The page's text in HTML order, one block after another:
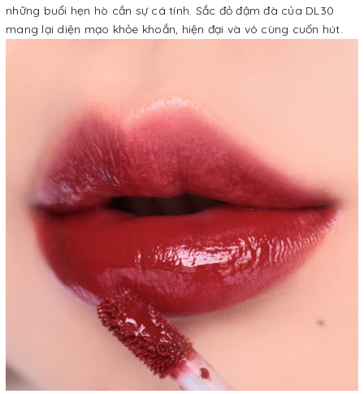
những buổi hẹn hò cần sự cá tính. Sắc đỏ đậm đà của DL30
mang lại diện mạo khỏe khoắn, hiện đại và vô cùng cuốn hút.